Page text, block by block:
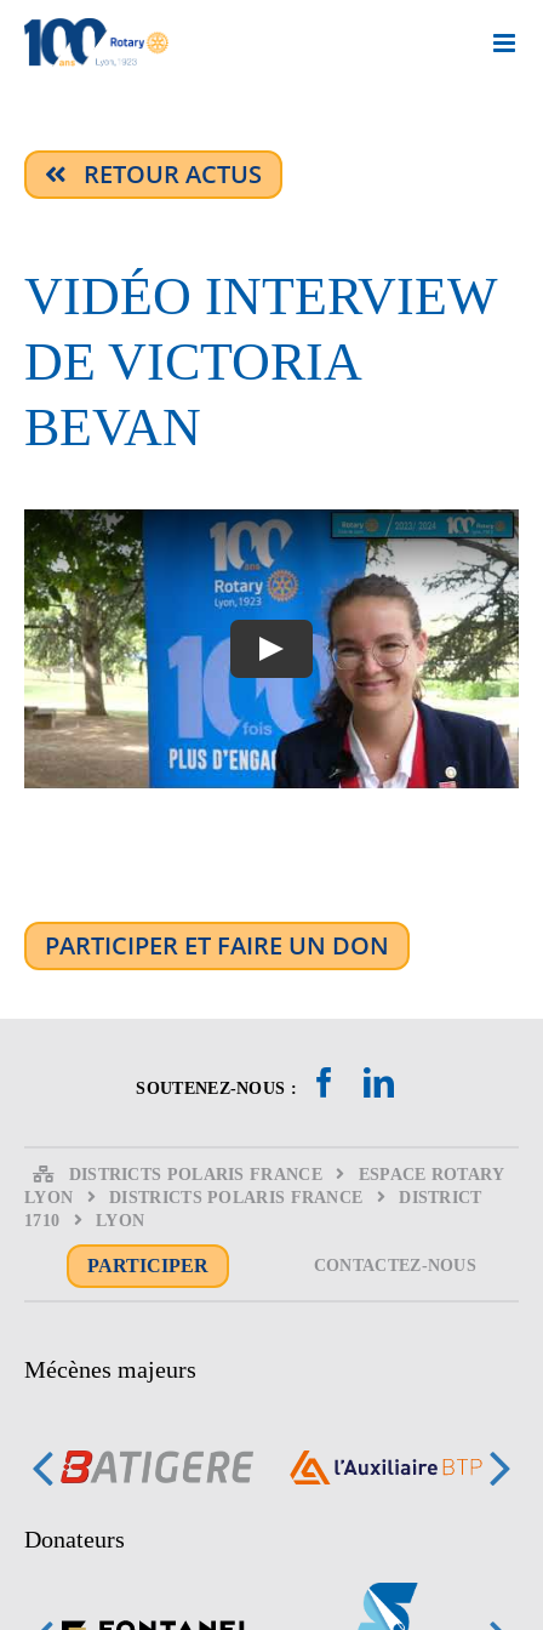
contenu
RETOUR ACTUS
VIDÉO INTERVIEW
DE VICTORIA
BEVAN
Play
PARTICIPER ET FAIRE UN DON
DISTRICTS POLARIS FRANCE
ESPACE ROTARY
LYON
DISTRICTS POLARIS FRANCE
DISTRICT
1710
LYON
PARTICIPER CONTACTEZ-NOUS
Mécènes majeurs
Donateurs